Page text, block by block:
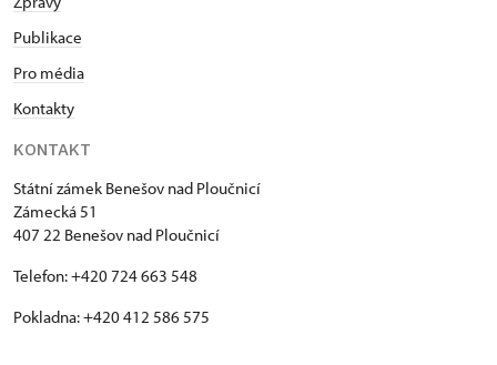
Publikace
Pro média
Kontakty
KONTAKT
Státní zámek Benešov nad Ploučnicí
Zámecká 51
407 22 Benešov nad Ploučnicí
Telefon: +420 724 663 548
Pokladna: +420 412 586 575